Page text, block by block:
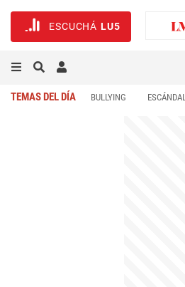
ESCUCHÁ LU5
TEMAS DEL DÍA BULLYING